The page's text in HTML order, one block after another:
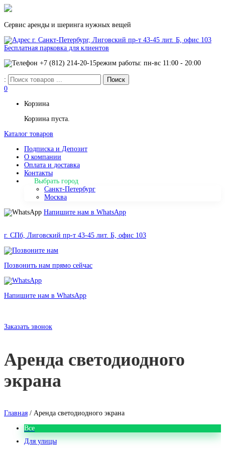
Сервис аренды и шеринга нужных вещей
г. Санкт-Петербург, Лиговский пр-т 43-45 лит. Б, офис 103
Бесплатная парковка для клиентов
+7 (812) 214-20-15режим работы: пн-вс 11:00 - 20:00
:
0
Корзина
Корзина пуста.
Каталог товаров
Подписка и Депозит
О компании
Оплата и доставка
Контакты
Выбрать город
Санкт-Петербург
Москва
Напишите нам в WhatsApp
г. СПб, Лиговский пр-т 43-45 лит. Б, офис 103
Позвонить нам прямо сейчас
Напишите нам в WhatsApp
Заказать звонок
Аренда светодиодного
экрана
Главная / Аренда светодиодного экрана
Все
Для улицы